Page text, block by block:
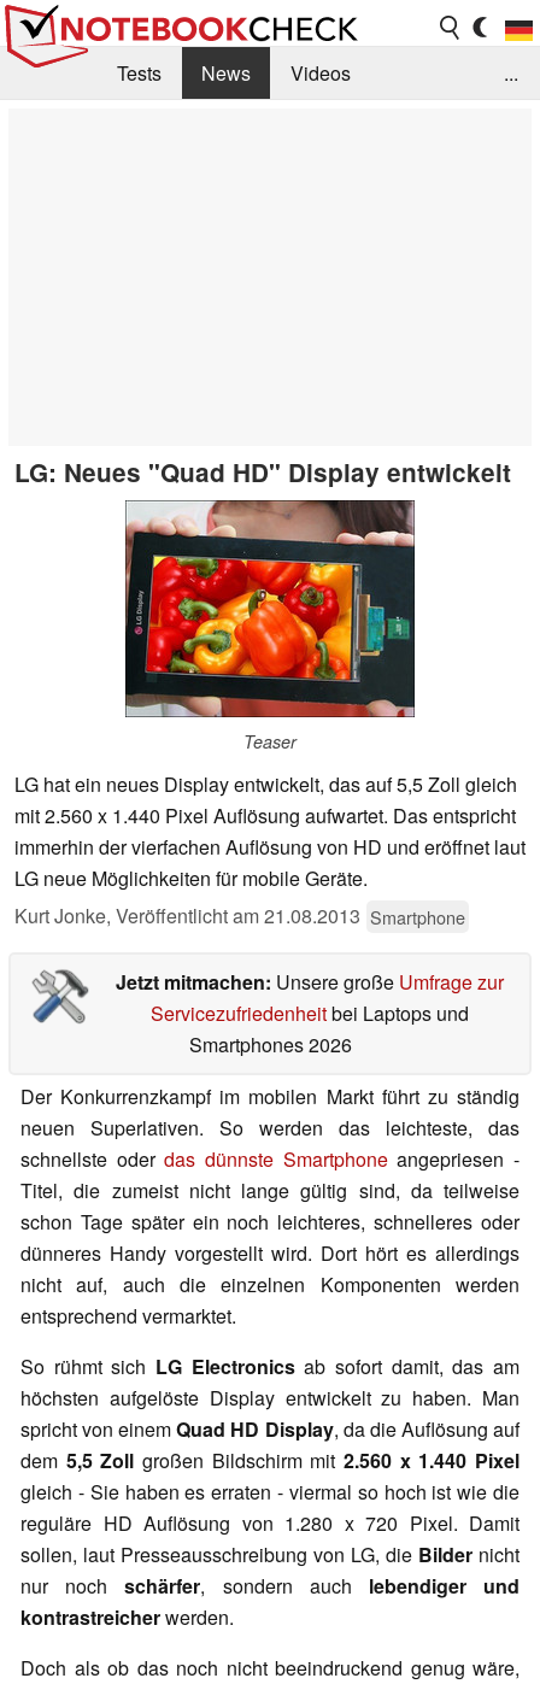
Tests News
Videos
...
LG: Neues "Quad HD" Display entwickelt
Teaser
LG hat ein neues Display entwickelt, das auf 5,5 Zoll gleich
mit 2.560 x 1.440 Pixel Auflösung aufwartet. Das entspricht
immerhin der vierfachen Auflösung von HD und eröffnet laut
LG neue Möglichkeiten für mobile Geräte.
Kurt Jonke, Veröffentlicht am21.08.2013 Smartphone
Jetzt mitmachen: Unsere große Umfrage zur
Servicezufriedenheitbei Laptops und
Smartphones 2026
Der Konkurrenzkampf im mobilen Markt führt zu ständig
neuen Superlativen. So werden das leichteste, das
schnellste oderdas dünnste Smartphoneangepriesen -
Titel, die zumeist nicht lange gültig sind, da teilweise
schon Tage später ein noch leichteres, schnelleres oder
dünneres Handy vorgestellt wird. Dort hört es allerdings
nicht auf, auch die einzelnen Komponenten werden
entsprechend vermarktet.
So rühmt sich LG Electronicsab sofort damit, das am
höchsten aufgelöste Display entwickelt zu haben. Man
spricht von einemQuad HD Display, da die Auflösung auf
dem 5,5 Zoll großen Bildschirm mit2.560 x 1.440 Pixel
gleich - Sie haben es erraten - viermal so hoch ist wie die
reguläre HD Auflösung von 1.280 x 720 Pixel. Damit
sollen, laut Presseausschreibung von LG, die Bilder nicht
nur nochschärfer, sondern auch lebendiger und
kontrastreicherwerden.
Doch als ob das noch nicht beeindruckend genug wäre,